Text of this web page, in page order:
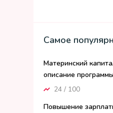
Самое
Материнский
описание
24 / 100
Повышение